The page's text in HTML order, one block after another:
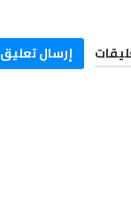
إرسال تعليق